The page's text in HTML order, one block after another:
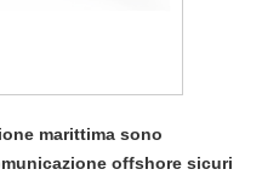
marittima sono
offshore sicuri